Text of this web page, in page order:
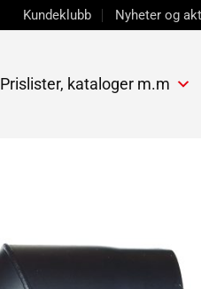
Kundeklubb Nyheter og
Prislister, kataloger m.m